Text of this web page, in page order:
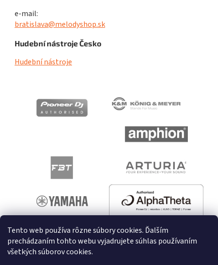
Tento web používa rôzne súbory cookies. Ďalším
prechádzaním tohto webu vyjadrujete súhlas používaním
všetkých súborov cookies.
e-mail:
bratislava@melodyshop.sk
Hudební nástroje Česko
Hudební nástroje